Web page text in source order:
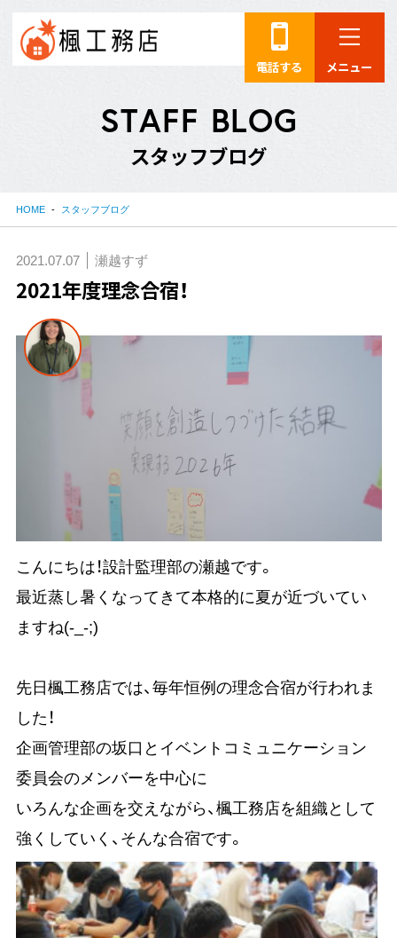
電話する メニュー
STAFF BLOG
スタッフブログ
HOME スタッフブログ
2021.07.07 瀬越すず
2021年度理念合宿！
こんにちは！設計監理部の瀬越です。
最近蒸し暑くなってきて本格的に夏が近づいてい
ますね(-_-;)
先日楓工務店では、毎年恒例の理念合宿が行われま
した！
企画管理部の坂口とイベントコミュニケーション
委員会のメンバーを中心に
いろんな企画を交えながら、楓工務店を組織として
強くしていく、そんな合宿です。